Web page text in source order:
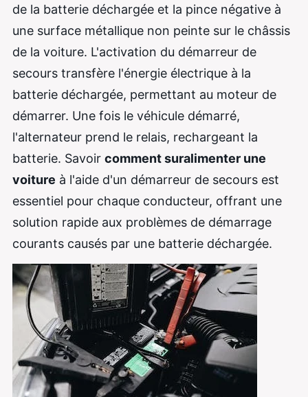
de la batterie déchargée et la pince négative à
une surface métallique non peinte sur le châssis
de la voiture. L'activation du démarreur de
secours transfère l'énergie électrique à la
batterie déchargée, permettant au moteur de
démarrer. Une fois le véhicule démarré,
l'alternateur prend le relais, rechargeant la
batterie. Savoir comment suralimenter une
voiture à l'aide d'un démarreur de secours est
essentiel pour chaque conducteur, offrant une
solution rapide aux problèmes de démarrage
courants causés par une batterie déchargée.